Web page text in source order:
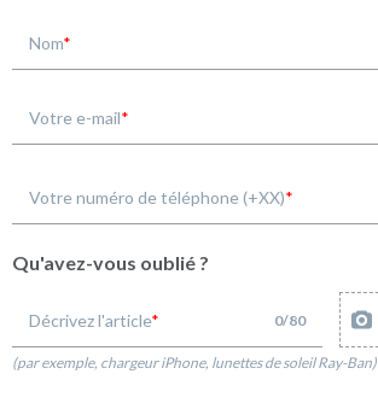
Nom
Votre e-mail
Votre numéro de téléphone (+XX)
Qu'avez-vous oublié ?
Décrivez l'article 0/80
(par exemple, chargeur iPhone, lunettes de soleil Ray-Ban)